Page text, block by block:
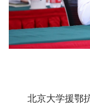
北京大学援鄂